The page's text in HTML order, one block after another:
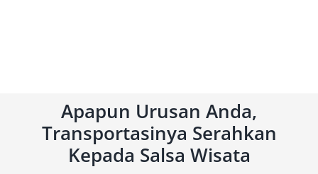
kondisi kendaraan, layanan sopir, asuransi,
hingga layanan antar-jemput agar
mendapatkan nilai terbaik.
Apapun Urusan Anda,
Transportasinya Serahkan
Kepada Salsa Wisata